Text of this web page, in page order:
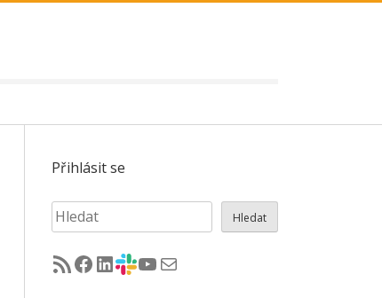
Přihlásit se
Hledat Hledat
RSS - články na jug.cz
Facebook skupina Czech Java User Group
LinkedIn skupina Czech Java User Group
CZJUG Slack fórum
CZJUG YouTube kanálCZJUG email